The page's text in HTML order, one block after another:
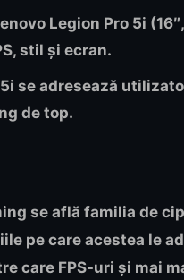
Legion Pro 5i
stil și ecran.
se adresează
de top.
se află familia de
pe care acestea le
care FPS-uri și mai